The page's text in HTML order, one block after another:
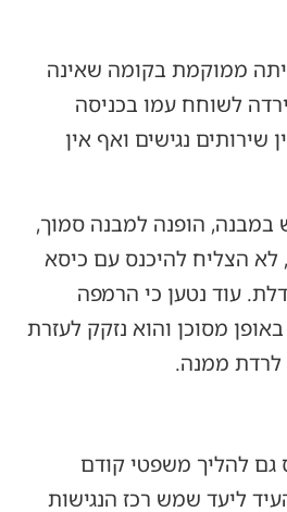
ממוקמת בקומה שאינה
לשוחח עמו בכניסה
שירותים נגישים ואף אין
הופנה למבנה סמוך,
הצליח להיכנס עם כיסא
עוד נטען כי הרמפה
מסוכן והוא נזקק לעזרת
לרדת ממנה.
להליך משפטי קודם
ליעד שמש רכז הנגישות